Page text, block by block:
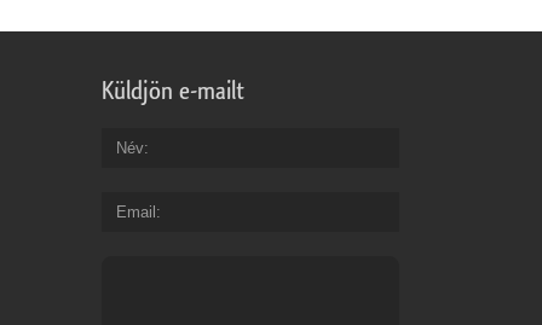
Küldjön e-mailt
Név
Email